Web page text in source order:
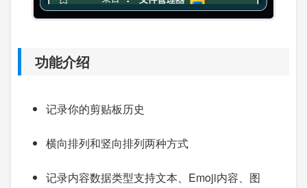
功能介绍
记录你的剪贴板历史
横向排列和竖向排列两种方式
记录内容数据类型支持文本、Emoji内容、图